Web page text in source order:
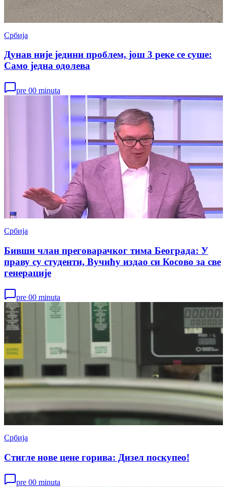
Србија
Дунав није једини проблем, још 3 реке се суше:
Само једна одолева
pre 00 minuta
Србија
Бивши члан преговарачког тима Београда: У
праву су студенти, Вучићу издао си Косово за све
генерације
pre 00 minuta
Србија
Стигле нове цене горива: Дизел поскупео!
pre 00 minuta